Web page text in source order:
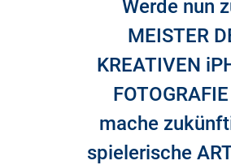
Werde nun
MEISTER
KREATIVEN
mache
spielerische